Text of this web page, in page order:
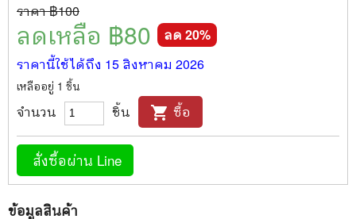
ราคา ฿100
ลดเหลือ ฿80 ลด 20%
ราคานี้ใช้ได้ถึง 15 สิงหาคม 2026
เหลืออยู่ 1 ชิ้น
จำนวน ชิ้น shopping_cart ซื้อ
สั่งซื้อผ่าน Line
ข้อมูลสินค้า